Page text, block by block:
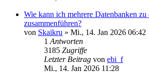
Wie kann ich mehrere Datenbanken zu
zusammenführen?
von Skaikru » Mi., 14. Jan 2026 06:42
1 Antworten
3185 Zugriffe
Letzter Beitrag von ebi_f
Mi., 14. Jan 2026 11:28